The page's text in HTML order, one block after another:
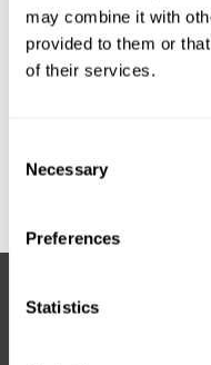
may combine it with
provided to them or
of their services.
Selection
Necessary
Preferences
Statistics
Запит ціни
MS36076119R,
4410A447, MT108,